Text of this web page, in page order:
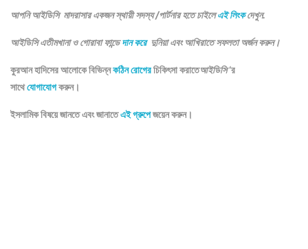
আপনি আইডিসি মাদরাসার একজন স্থায়ী সদস্য /পার্টনার হতে চাইলেএই লিংকদেখুন.
আইডিসি এতীমখানা ও গোরাবা ফান্ডেদান করে দুনিয়া এবং আখিরাতে সফলতা অর্জন করুন।
কুরআন হাদিসের আলোকে বিভিন্নকঠিন রোগেরচিকিৎসা করাতেআইডিসি‘র
সাথেযোগাযোগকরুন।
ইসলামিক বিষয়ে জানতে এবং জানাতেএই গ্রুপেজয়েন করুন।